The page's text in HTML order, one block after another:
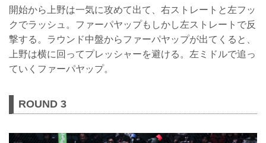
開始から上野は一気に攻めて出て、右ストレートと左フッ
クでラッシュ。ファーパヤップもしかし左ストレートで反
撃する。ラウンド中盤からファーパヤップが出てくると、
上野は横に回ってプレッシャーを避ける。左ミドルで追っ
ていくファーパヤップ。
ROUND 3